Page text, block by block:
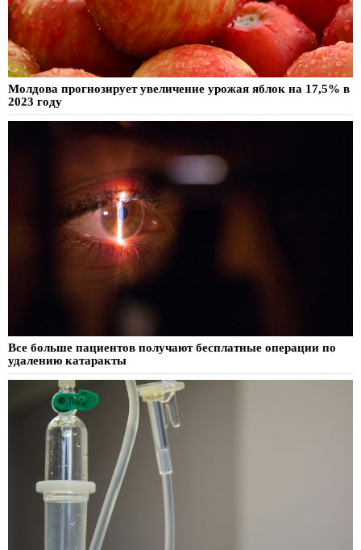
Молдова прогнозирует увеличение урожая яблок на 17,5% в
2023 году
Все больше пациентов получают бесплатные операции по
удалению катаракты